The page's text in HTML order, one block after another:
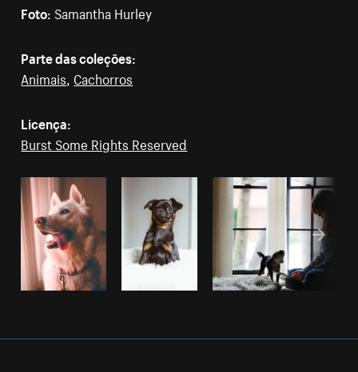
Foto: Samantha Hurley
Parte das coleções:
Animais Cachorros
Licença:
Burst Some Rights Reserved